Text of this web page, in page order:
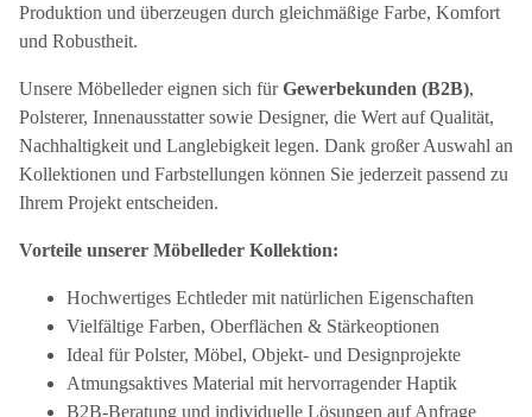
Produktion und überzeugen durch gleichmäßige Farbe, Komfort
und Robustheit.
Unsere Möbelleder eignen sich fürGewerbekunden (B2B),
Polsterer, Innenausstatter sowie Designer, die Wert auf Qualität,
Nachhaltigkeit und Langlebigkeit legen. Dank großer Auswahl an
Kollektionen und Farbstellungen können Sie jederzeit passend zu
Ihrem Projekt entscheiden.
Vorteile unserer Möbelleder Kollektion:
Hochwertiges Echtleder mit natürlichen Eigenschaften
Vielfältige Farben, Oberflächen & Stärkeoptionen
Ideal für Polster, Möbel, Objekt- und Designprojekte
Atmungsaktives Material mit hervorragender Haptik
B2B-Beratung und individuelle Lösungen auf Anfrage